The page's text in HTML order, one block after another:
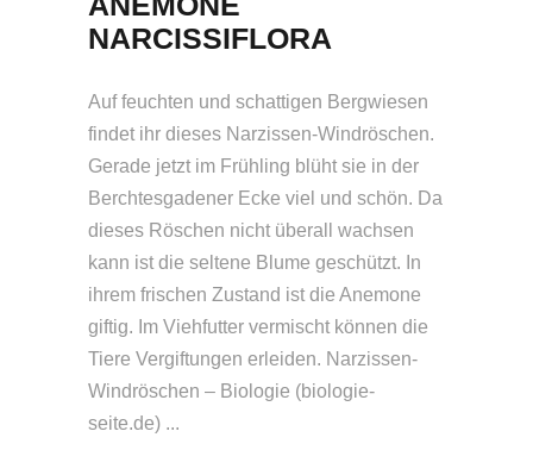
NARCISSIFLORA
Auf feuchten und schattigen Bergwiesen
findet ihr dieses Narzissen-Windröschen.
Gerade jetzt im Frühling blüht sie in der
Berchtesgadener Ecke viel und schön. Da
dieses Röschen nicht überall wachsen
kann ist die seltene Blume geschützt. In
ihrem frischen Zustand ist die Anemone
giftig. Im Viehfutter vermischt können die
Tiere Vergiftungen erleiden. Narzissen-
Windröschen – Biologie (biologie-
seite.de)